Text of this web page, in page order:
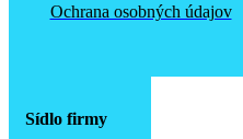
Ochrana osobných údajov
Sídlo firmy